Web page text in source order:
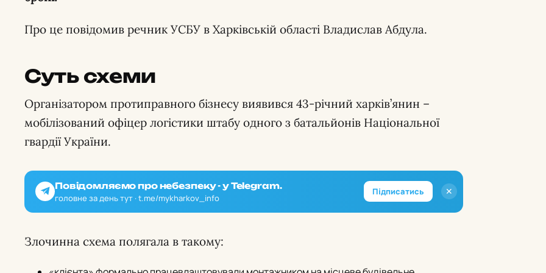
Про це повідомив речник УСБУ в Харківській області Владислав Абдула.
Суть схеми
Організатором протиправного бізнесу виявився 43-річний харків’янин –
мобілізований офіцер логістики штабу одного з батальйонів Національної
гвардії України.
✕
Повідомляємо про небезпеку - у Telegram.
головне за день тут · t.me/mykharkov_info
Підписатись
Злочинна схема полягала в такому: